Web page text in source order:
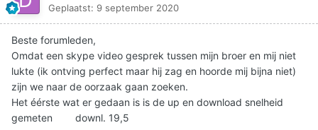
Geplaatst: 9 september 2020
Beste forumleden,
Omdat een skype video gesprek tussen mijn broer en mij niet
lukte (ik ontving perfect maar hij zag en hoorde mij bijna niet)
zijn we naar de oorzaak gaan zoeken.
Het éérste wat er gedaan is is de up en download snelheid
gemeten downl. 19,5